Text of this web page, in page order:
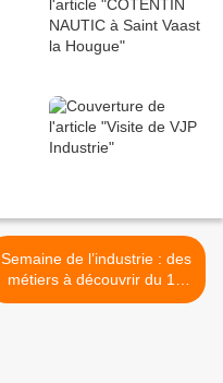
Semaine de l’industrie : des
métiers à découvrir du 14
au 18 mars >